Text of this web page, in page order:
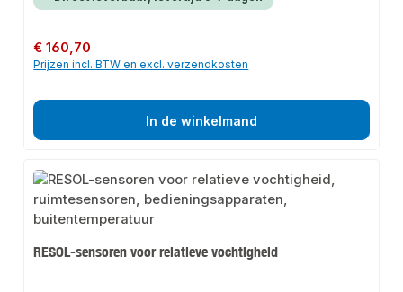
Normale prijs:
€ 160,70
Prijzen incl. BTW en excl. verzendkosten
In de winkelmand
RESOL-sensoren voor relatieve vochtigheid